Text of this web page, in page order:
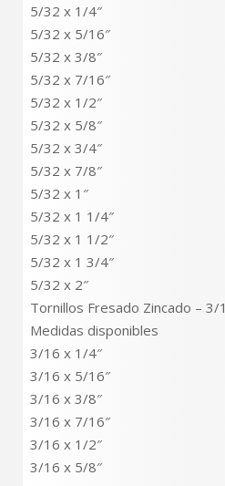
5/32 x 1/4″
5/32 x 5/16″
5/32 x 3/8″
5/32 x 7/16″
5/32 x 1/2″
5/32 x 5/8″
5/32 x 3/4″
5/32 x 7/8″
5/32 x 1″
5/32 x 1 1/4″
5/32 x 1 1/2″
5/32 x 1 3/4″
5/32 x 2″
Tornillos Fresado Zincado – 3/
Medidas disponibles
3/16 x 1/4″
3/16 x 5/16″
3/16 x 3/8″
3/16 x 7/16″
3/16 x 1/2″
3/16 x 5/8″